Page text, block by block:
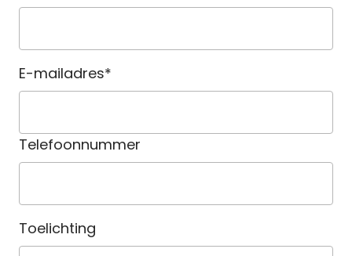
E-mailadres*
Telefoonnummer
Toelichting